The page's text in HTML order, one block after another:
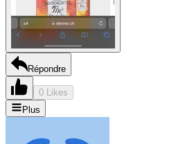
Répondre
0 Likes
Plus